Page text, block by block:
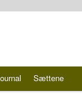
Sættene